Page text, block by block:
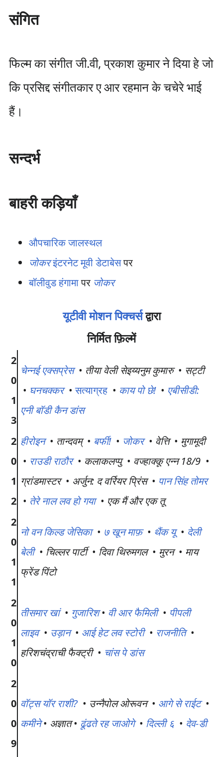
संगित
फिल्म का संगीत जी.वी, प्रकाश कुमार ने दिया हे जो
कि प्रसिद्द संगीतकार ए आर रहमान के चचेरे भाई
हैं।
सन्दर्भ
बाहरी कड़ियाँ
औपचारिक जालस्थल
जोकरइंटरनेट मूवी डेटाबेसपर
बॉलीवुड हंगामापर जोकर
यूटीवी मोशन पिक्चर्सद्वारा
निर्मित फ़िल्में
2
0
1
3
चेन्नई एक्सप्रेस• तीया वेली सेइय्यनुम कुमारु• सट्टी
• घनचक्कर•सत्याग्रह • काय पो छे!• एबीसीडी:
एनी बॉडी कैन डांस
2
0
1
2
हीरोइन• तान्दवम्• बर्फी!• जोकर• वेत्ति• मुगामूदी
• राउडी राठौर• कलाकलप्पु• वज्हाक्कू एन्न 18/9 •
ग्रांडमास्टर• अर्जुन: द वर्रियर प्रिंस• पान सिंह तोमर
• तेरे नाल लव हो गया• एक मैं और एक तू
2
0
1
1
नो वन किल्ड जेसिका• ७ खून माफ़• थैंक यू• देली
बेली• चिल्लर पार्टी• दिवा थिरुमगल• मुरन• माय
फ्रेंड पिंटो
2
0
1
0
तीसमार खां• गुजारिश• वी आर फैमिली• पीपली
लाइव• उड़ान• आई हेट लव स्टोरी• राजनीति•
हरिशचंद्राची फैक्ट्री• चांस पे डांस
2
0
0
9
वॉट्स यॉर राशी? • उन्नैपोल ओरूवन• आगे से राईट•
कमीने• अज्ञात• ढूंढते रह जाओगे• दिल्ली ६ • देव-डी